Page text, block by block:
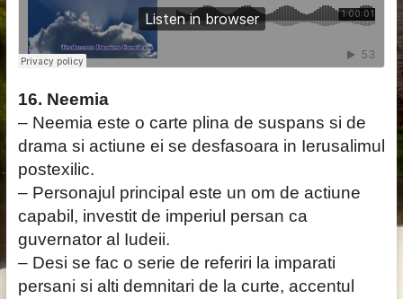
16. Neemia
– Neemia este o carte plina de suspans si de
drama si actiune ei se desfasoara in Ierusalimul
postexilic.
– Personajul principal este un om de actiune
capabil, investit de imperiul persan ca
guvernator al Iudeii.
– Desi se fac o serie de referiri la imparati
persani si alti demnitari de la curte, accentul